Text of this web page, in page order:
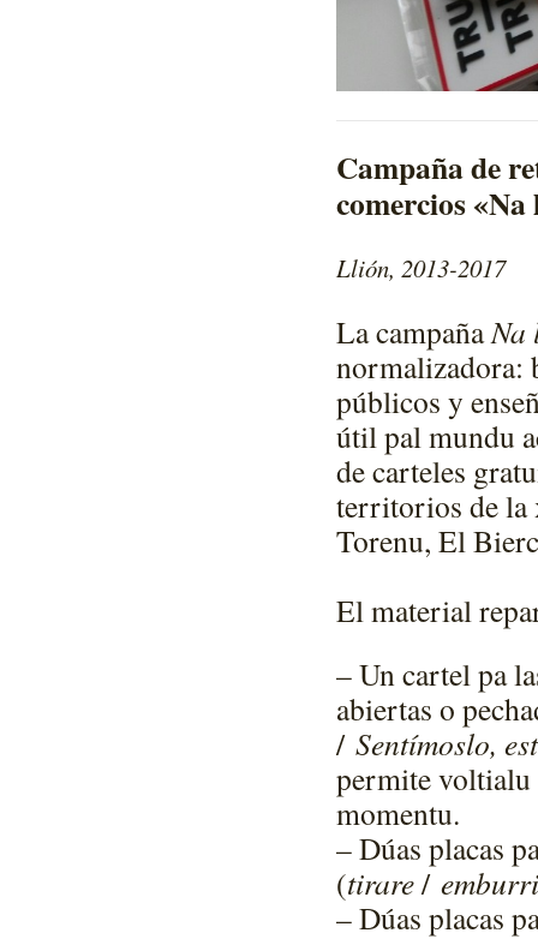
Campaña de
comercios
Llión, 2013-2017
La campañaNa
normalizadora:
públicos y
útil pal mundu
de carteles
territorios de la
Torenu, El
El material
– Un cartel pa
abiertas o
/ Sentímoslo,
permite voltialu
momentu.
– Dúas placas
(tirare/
– Dúas placas